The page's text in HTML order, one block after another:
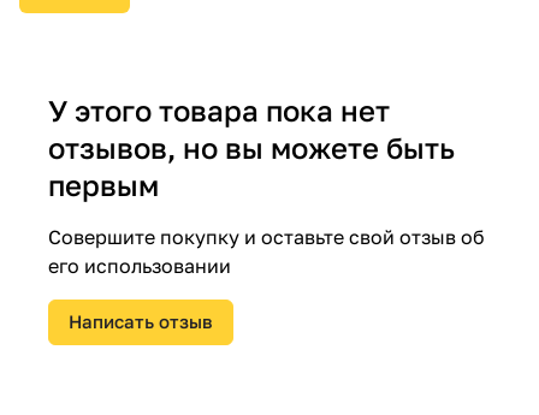
У этого товара пока нет
отзывов, но вы можете быть
первым
Совершите покупку и оставьте свой отзыв об
его использовании
Написать отзыв